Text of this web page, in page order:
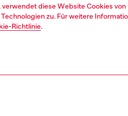
diese Website Cookies
zu. Für weitere
Richtlinie.